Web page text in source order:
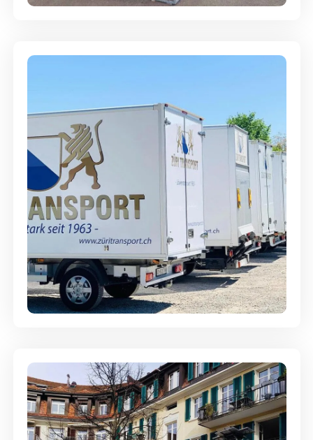
Möbellagerung - Alles sicher
aufbewahrt